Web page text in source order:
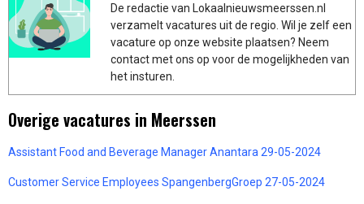
De redactie van Lokaalnieuwsmeerssen.nl
verzamelt vacatures uit de regio. Wil je zelf een
vacature op onze website plaatsen? Neem
contact met ons op voor de mogelijkheden van
het insturen.
Overige vacatures in Meerssen
Assistant Food and Beverage Manager Anantara 29-05-2024
Customer Service Employees SpangenbergGroep 27-05-2024